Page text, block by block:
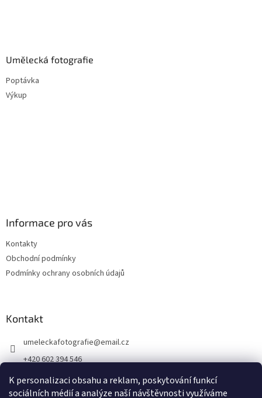
K personalizaci obsahu a reklam, poskytování funkcí
sociálních médií a analýze naší návštěvnosti využíváme
Umělecká fotografie
Poptávka
Výkup
Informace pro vás
Kontakty
Obchodní podmínky
Podmínky ochrany osobních údajů
Kontakt
umeleckafotografie@email.cz
+420 602 394 546
Facebook